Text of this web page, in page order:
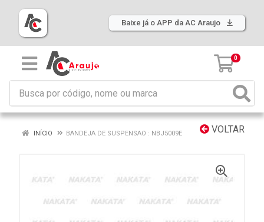
Baixe já o APP da AC Araujo
0
VOLTAR
INÍCIO BANDEJA DE SUSPENSAO : NBJ5009E